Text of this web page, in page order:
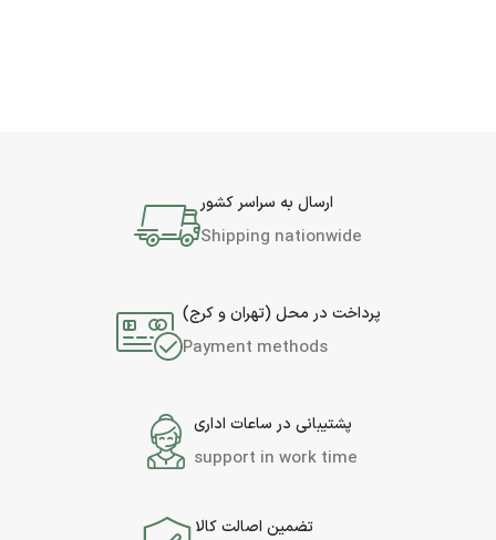
ارسال به سراسر کشور
Shipping nationwide
پرداخت در محل (تهران و کرج)
Payment methods
پشتیبانی در ساعات اداری
support in work time
تضمین اصالت کالا